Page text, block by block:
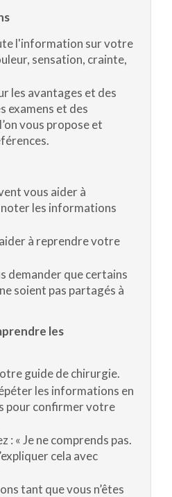
l'information sur votre
sensation, crainte,
les avantages et des
examens et des
vous propose et
vous aider à
les informations
à reprendre votre
demander que certains
soient pas partagés à
les
guide de chirurgie.
les informations en
pour confirmer votre
: « Je ne comprends pas.
cela avec
tant que vous n’êtes